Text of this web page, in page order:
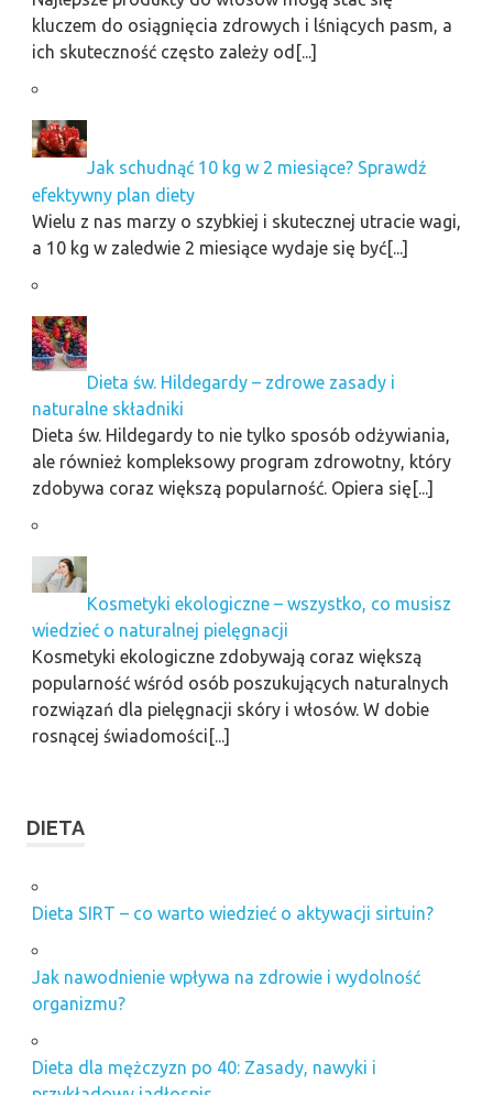
kluczem do osiągnięcia zdrowych i lśniących pasm, a
ich skuteczność często zależy od[...]
Jak schudnąć 10 kg w 2 miesiące? Sprawdź
efektywny plan diety
Wielu z nas marzy o szybkiej i skutecznej utracie wagi,
a 10 kg w zaledwie 2 miesiące wydaje się być[...]
Dieta św. Hildegardy – zdrowe zasady i
naturalne składniki
Dieta św. Hildegardy to nie tylko sposób odżywiania,
ale również kompleksowy program zdrowotny, który
zdobywa coraz większą popularność. Opiera się[...]
Kosmetyki ekologiczne – wszystko, co musisz
wiedzieć o naturalnej pielęgnacji
Kosmetyki ekologiczne zdobywają coraz większą
popularność wśród osób poszukujących naturalnych
rozwiązań dla pielęgnacji skóry i włosów. W dobie
rosnącej świadomości[...]
DIETA
Dieta SIRT – co warto wiedzieć o aktywacji sirtuin?
Jak nawodnienie wpływa na zdrowie i wydolność
organizmu?
Dieta dla mężczyzn po 40: Zasady, nawyki i